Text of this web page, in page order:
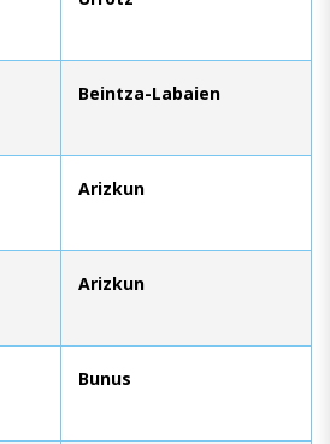
Beintza-Labaien
Arizkun
Arizkun
Bunus